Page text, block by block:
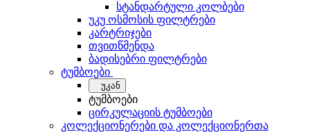
სტანდარტული კოლბები
უკუ ოსმოსის ფილტრები
კარტრიჯები
თვითწმენდა
ბადისებრი ფილტრები
ტუმბოები
უკან
ტუმბოები
ცირკულაციის ტუმბოები
კოლექციონერები და კოლექციონერთა